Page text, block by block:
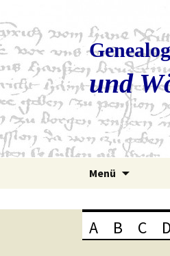
und
Menü
A B C D